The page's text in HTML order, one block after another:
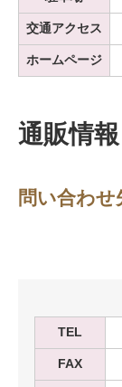
交通アクセス
ホームページ
通販情報
問い合わせ
TEL
FAX